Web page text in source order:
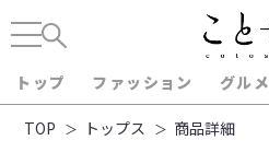
トップ ファッション グルメ
TOP トップス 商品詳細